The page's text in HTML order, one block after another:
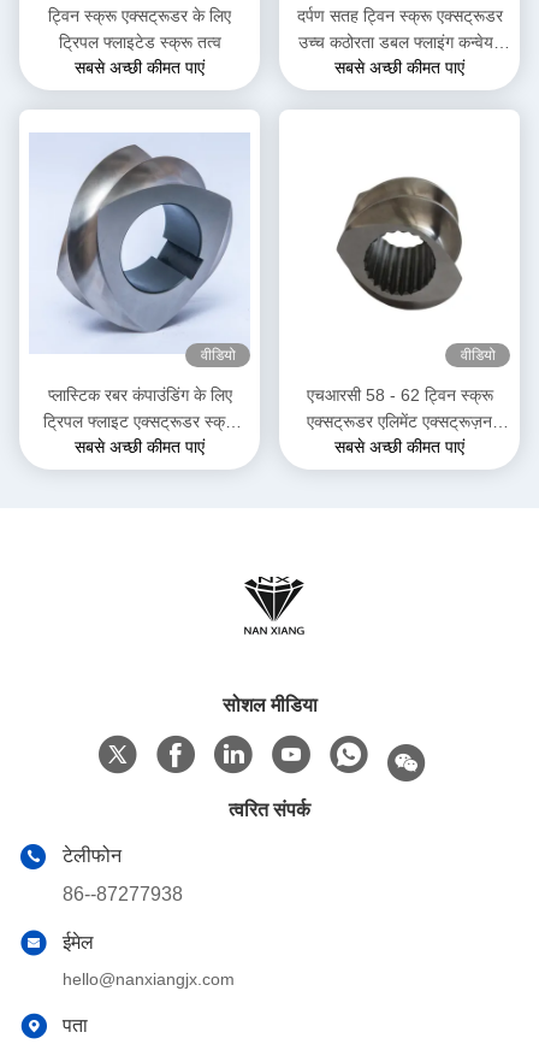
ट्विन स्क्रू एक्सट्रूडर के लिए
ट्रिपल फ्लाइटेड स्क्रू तत्व
सबसे अच्छी कीमत पाएं
दर्पण सतह ट्विन स्क्रू एक्सट्रूडर
उच्च कठोरता डबल फ्लाइंग कन्वेयर
स्क्रू तत्व
सबसे अच्छी कीमत पाएं
वीडियो
प्लास्टिक रबर कंपाउंडिंग के लिए
ट्रिपल फ्लाइट एक्सट्रूडर स्क्रू
एलिमेंट सिंगल स्लाइन शाफ्ट
सबसे अच्छी कीमत पाएं
वीडियो
एचआरसी 58 - 62 ट्विन स्क्रू
एक्सट्रूडर एलिमेंट एक्सट्रूज़न
मशीन पार्ट्स फॉर हाई टेम्परेचर
सबसे अच्छी कीमत पाएं
सोशल मीडिया
त्वरित संपर्क
टेलीफोन
86--87277938
ईमेल
hello@nanxiangjx.com
पता